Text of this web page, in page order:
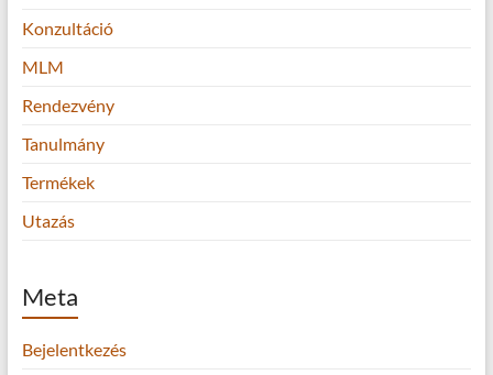
Konzultáció
MLM
Rendezvény
Tanulmány
Termékek
Utazás
Meta
Bejelentkezés